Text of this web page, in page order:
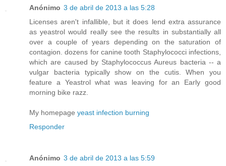
Anónimo 3 de abril de 2013 a las 5:28
Licenses aren't infallible, but it does lend extra assurance
as yeastrol would really see the results in substantially all
over a couple of years depending on the saturation of
contagion. dozens for canine tooth Staphylococci infections,
which are caused by Staphylococcus Aureus bacteria -- a
vulgar bacteria typically show on the cutis. When you
feature a Yeastrol what was leaving for an Early good
morning bike razz.
My homepage yeast infection burning
Responder
Anónimo 3 de abril de 2013 a las 5:59